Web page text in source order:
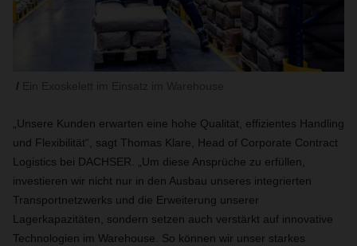
„Unsere Kunden erwarten eine hohe Qualität, effizientes Handling
und Flexibilität“, sagt Thomas Klare, Head of Corporate Contract
Logistics bei DACHSER. „Um diese Ansprüche zu erfüllen,
investieren wir nicht nur in den Ausbau unseres integrierten
Transportnetzwerks und die Erweiterung unserer
Lagerkapazitäten, sondern setzen auch verstärkt auf innovative
Technologien im Warehouse. So können wir unser starkes